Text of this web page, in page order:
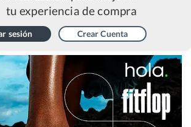
tu experiencia de compra
sesión Crear Cuenta